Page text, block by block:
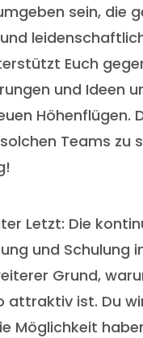
sein, die
Euch
und Ideen
Höhenflügen.
Teams zu
Letzt: Die
und Schulung
Grund,
attraktiv ist. Du
Möglichkeit